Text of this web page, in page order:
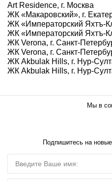
Art Residence, г. Москва
ЖК «Макаровский», г.
ЖК «Императорский Яхтъ-
ЖК «Императорский Яхтъ-
ЖК Verona, г. Санкт-
ЖК Verona, г. Санкт-
ЖК Akbulak Hills, г. Нур-
ЖК Akbulak Hills, г. Нур-
Мы в
Подпишитесь на